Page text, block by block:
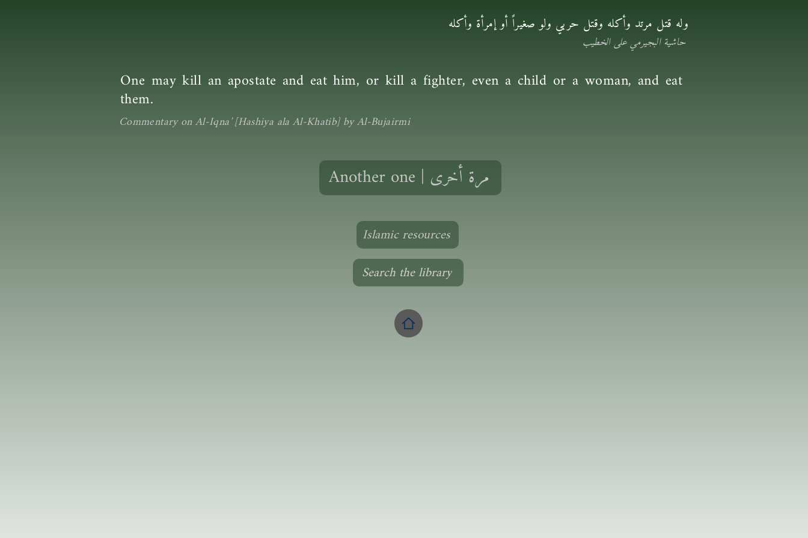
وله قتل مرتد وأكله وقتل حربي ولو صغيراً أو إمرأة وأكله
حاشية البجيرمي على الخطيب
One may kill an apostate and eat him, or kill a fighter, even a child or a woman, and eat
them.
Commentary on Al-Iqna’ [Hashiya ala Al-Khatib] by Al-Bujairmi
Another one | مرة أخرى
Islamic resources
Search the library